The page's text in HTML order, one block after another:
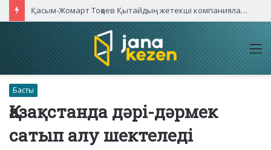
Қасым-Жомарт Тоқаев Қытайдың жетекші компаниялары басшыларымен кездесті
Басты
Қазақстанда дәрі-дәрмек
сатып алу шектеледі